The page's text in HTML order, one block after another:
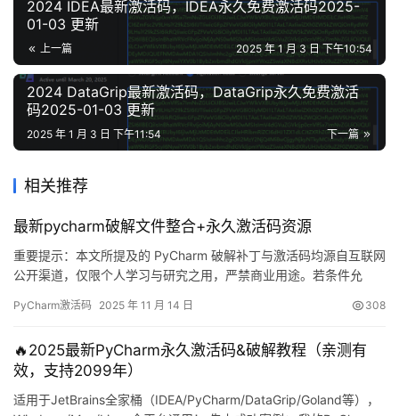
2024 IDEA最新激活码，IDEA永久免费激活码2025-
01-03 更新
上一篇 2025 年 1 月 3 日 下午10:54
2024 DataGrip最新激活码，DataGrip永久免费激活
码2025-01-03 更新
下一篇
2025 年 1 月 3 日 下午11:54
相关推荐
最新pycharm破解文件整合+永久激活码资源
重要提示：本文所提及的 PyCharm 破解补丁与激活码均源自互联网
公开渠道，仅限个人学习与研究之用，严禁商业用途。若条件允
PyCharm 是 JetBrains 打造的一款跨平台 IDE，支持 Windows、
PyCharm激活码 2025 年 11 月 14 日 308
🔥2025最新PyCharm永久激活码&破解教程（亲测有
效，支持2099年）
适用于JetBrains全家桶（IDEA/PyCharm/DataGrip/Goland等），